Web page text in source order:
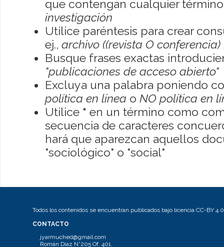
que contengan cualquier
investigación
Utilice paréntesis para crear
ej., archivo ((revista O conferencia)
Busque frases exactas
"publicaciones de acceso abierto"
Excluya una palabra poniendo
política en línea o NO política en
Utilice * en un término como
secuencia de caracteres
hará que aparezcan aquellos
"sociológico" o "social"
Todos los contenidos se encuentran publicados bajo licencia CC-BY 4.0
CONTACTO
jyarmuched@gmail.com
Román Díaz N°205 Of. 401.